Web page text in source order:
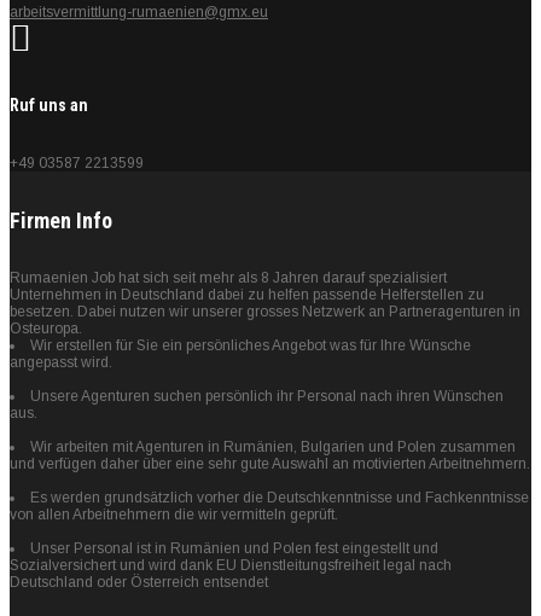
arbeitsvermittlung-rumaenien@gmx.eu
Ruf uns an
+49 03587 2213599
Firmen Info
Rumaenien Job hat sich seit mehr als 8 Jahren darauf spezialisiert
Unternehmen in Deutschland dabei zu helfen passende Helferstellen zu
besetzen. Dabei nutzen wir unserer grosses Netzwerk an Partneragenturen in
Osteuropa.
Wir erstellen für Sie ein persönliches Angebot was für Ihre Wünsche
angepasst wird.
Unsere Agenturen suchen persönlich ihr Personal nach ihren Wünschen
aus.
Wir arbeiten mit Agenturen in Rumänien, Bulgarien und Polen zusammen
und verfügen daher über eine sehr gute Auswahl an motivierten Arbeitnehmern.
Es werden grundsätzlich vorher die Deutschkenntnisse und Fachkenntnisse
von allen Arbeitnehmern die wir vermitteln geprüft.
Unser Personal ist in Rumänien und Polen fest eingestellt und
Sozialversichert und wird dank EU Dienstleitungsfreiheit legal nach
Deutschland oder Österreich entsendet